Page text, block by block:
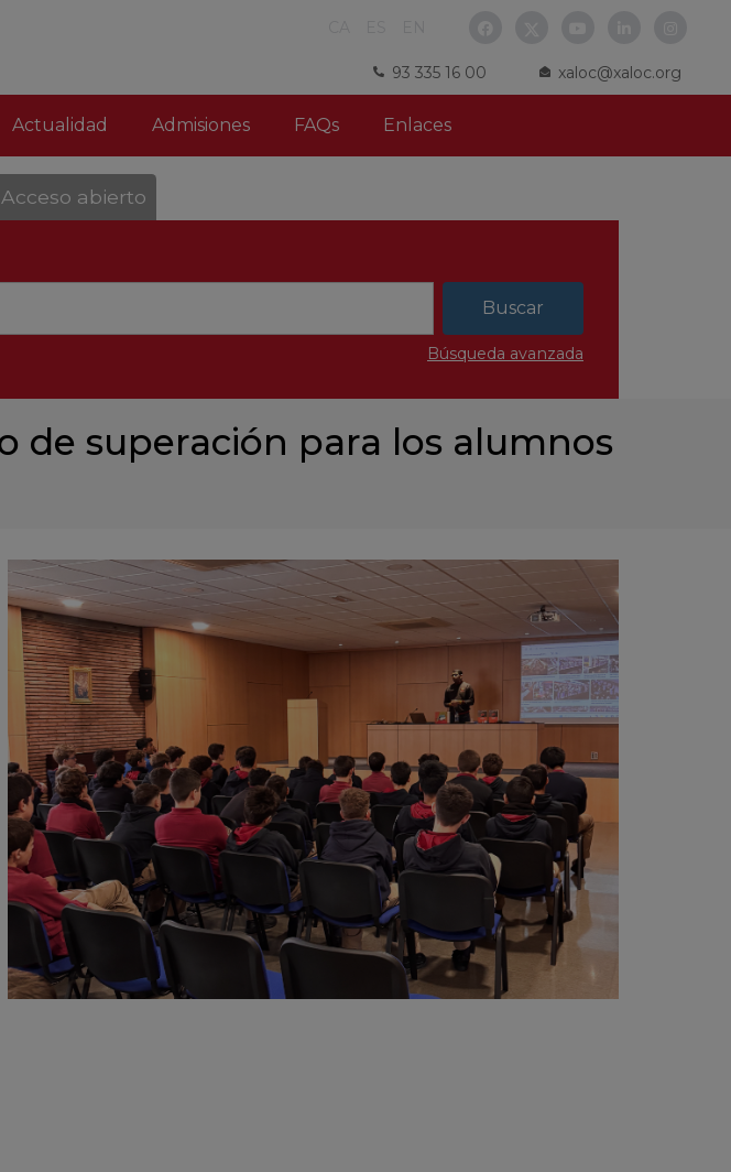
93 335 16 00 xaloc@xaloc.org
Actualidad Admisiones FAQs Enlaces
Acceso abierto
Búsqueda avanzada
de superación para los alumnos